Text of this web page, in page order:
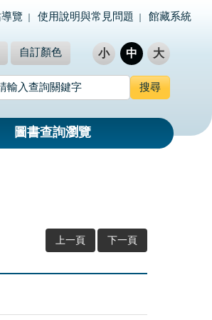
覽 使用說明與常見問題 館藏系統
自訂顏色 小 中 大
圖書查詢瀏覽
上一頁 下一頁